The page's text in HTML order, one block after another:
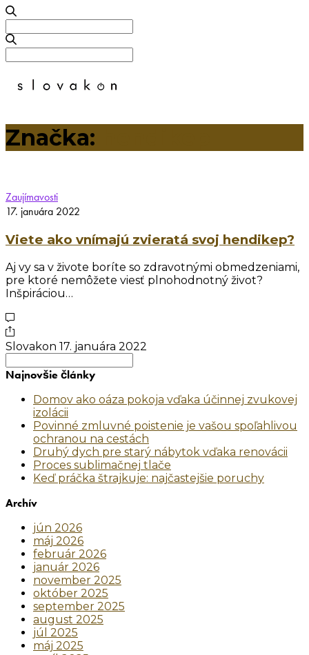
for:
Značka:
Zaujímavosti
17. januára 2022
Viete ako vnímajú zvieratá svoj hendikep?
Aj vy sa v živote boríte so zdravotnými obmedzeniami,
pre ktoré nemôžete viesť plnohodnotný život?
Inšpiráciou…
Slovakon 17. januára 2022
for:
Najnovšie články
Domov ako oáza pokoja vďaka účinnej zvukovej
izolácii
Povinné zmluvné poistenie je vašou spoľahlivou
ochranou na cestách
Druhý dych pre starý nábytok vďaka renovácii
Proces sublimačnej tlače
Keď práčka štrajkuje: najčastejšie poruchy
Archív
jún 2026
máj 2026
február 2026
január 2026
november 2025
október 2025
september 2025
august 2025
júl 2025
máj 2025